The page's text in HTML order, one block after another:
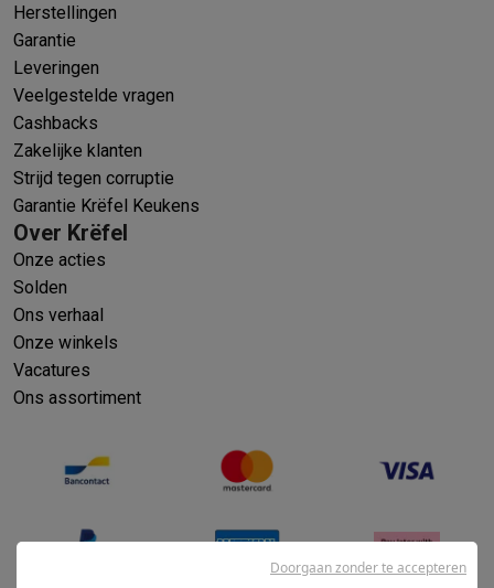
Herstellingen
Garantie
Leveringen
Veelgestelde vragen
Cashbacks
Zakelijke klanten
Strijd tegen corruptie
Garantie Krëfel Keukens
Over Krëfel
Onze acties
Solden
Ons verhaal
Onze winkels
Vacatures
Ons assortiment
Doorgaan zonder te accepteren